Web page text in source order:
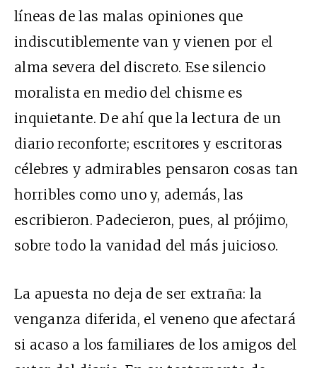
líneas de las malas opiniones que
indiscutiblemente van y vienen por el
alma severa del discreto. Ese silencio
moralista en medio del chisme es
inquietante. De ahí que la lectura de un
diario reconforte; escritores y escritoras
célebres y admirables pensaron cosas tan
horribles como uno y, además, las
escribieron. Padecieron, pues, al prójimo,
sobre todo la vanidad del más juicioso.
La apuesta no deja de ser extraña: la
venganza diferida, el veneno que afectará
si acaso a los familiares de los amigos del